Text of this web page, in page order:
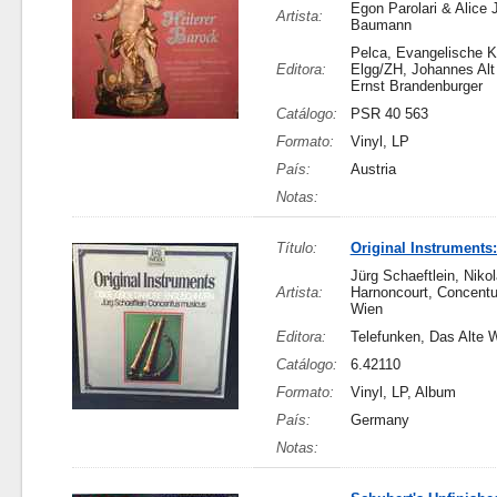
Artista:
Egon Parolari & Alice
Baumann
Editora:
Pelca, Evangelische
Elgg/ZH, Johannes
Ernst Brandenburger
Catálogo:
PSR 40 563
Formato:
Vinyl, LP
País:
Austria
Notas:
Título: Original
Artista:
Jürg Schaeftlein,
Harnoncourt,
Wien
Editora:
Telefunken, Das Alte
Catálogo:
6.42110
Formato:
Vinyl, LP, Album
País:
Germany
Notas: